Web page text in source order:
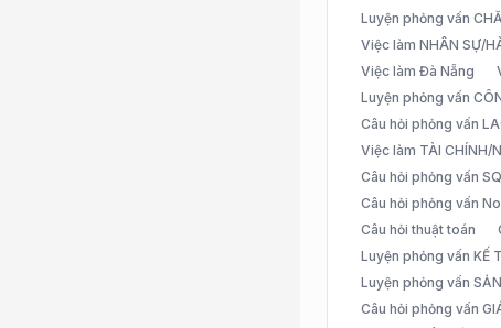
Luyện phỏng vấn
Việc làm NHÂN SỰ/
Việc làm Đà Nẵng
Luyện phỏng vấn
Câu hỏi phỏng vấn
Việc làm TÀI CHÍNH/
Câu hỏi phỏng vấn
Câu hỏi phỏng vấn
Câu hỏi thuật toán
Luyện phỏng vấn KẾ
Luyện phỏng vấn
Câu hỏi phỏng vấn